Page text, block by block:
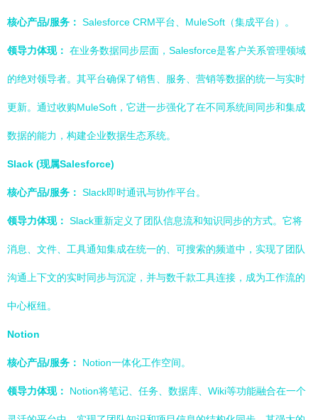
核心产品/服务： Salesforce CRM平台、MuleSoft（集成平台）。
领导力体现： 在业务数据同步层面，Salesforce是客户关系管理领域
的绝对领导者。其平台确保了销售、服务、营销等数据的统一与实时
更新。通过收购MuleSoft，它进一步强化了在不同系统间同步和集成
数据的能力，构建企业数据生态系统。
Slack (现属Salesforce)
核心产品/服务： Slack即时通讯与协作平台。
领导力体现： Slack重新定义了团队信息流和知识同步的方式。它将
消息、文件、工具通知集成在统一的、可搜索的频道中，实现了团队
沟通上下文的实时同步与沉淀，并与数千款工具连接，成为工作流的
中心枢纽。
Notion
核心产品/服务： Notion一体化工作空间。
领导力体现： Notion将笔记、任务、数据库、Wiki等功能融合在一个